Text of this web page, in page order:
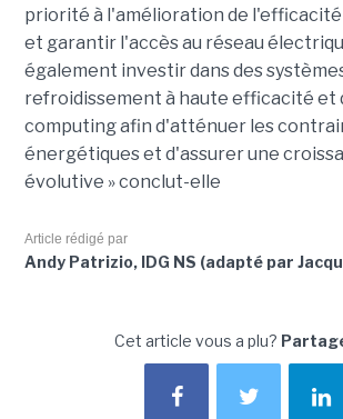
priorité à l'amélioration de
et garantir l'accès au réseau
également investir dans des
refroidissement à haute efficacité et
computing afin d'atténuer les
énergétiques et d'assurer une
évolutive » conclut-elle
Article rédigé par
Andy Patrizio, IDG NS (adapté par
Cet article vous a plu?